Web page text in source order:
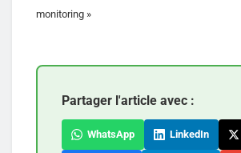
monitoring »
Partager l'article avec :
WhatsApp LinkedIn